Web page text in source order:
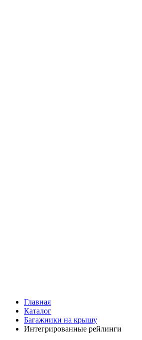
Главная
Каталог
Багажники на крышу
Интегрированные рейлинги